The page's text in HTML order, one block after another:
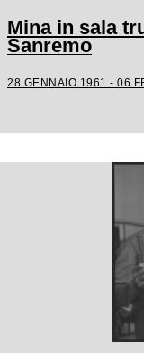
Mina in sala
Sanremo
28 GENNAIO 1961 - 06